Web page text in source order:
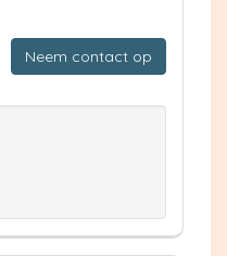
Neem contact op